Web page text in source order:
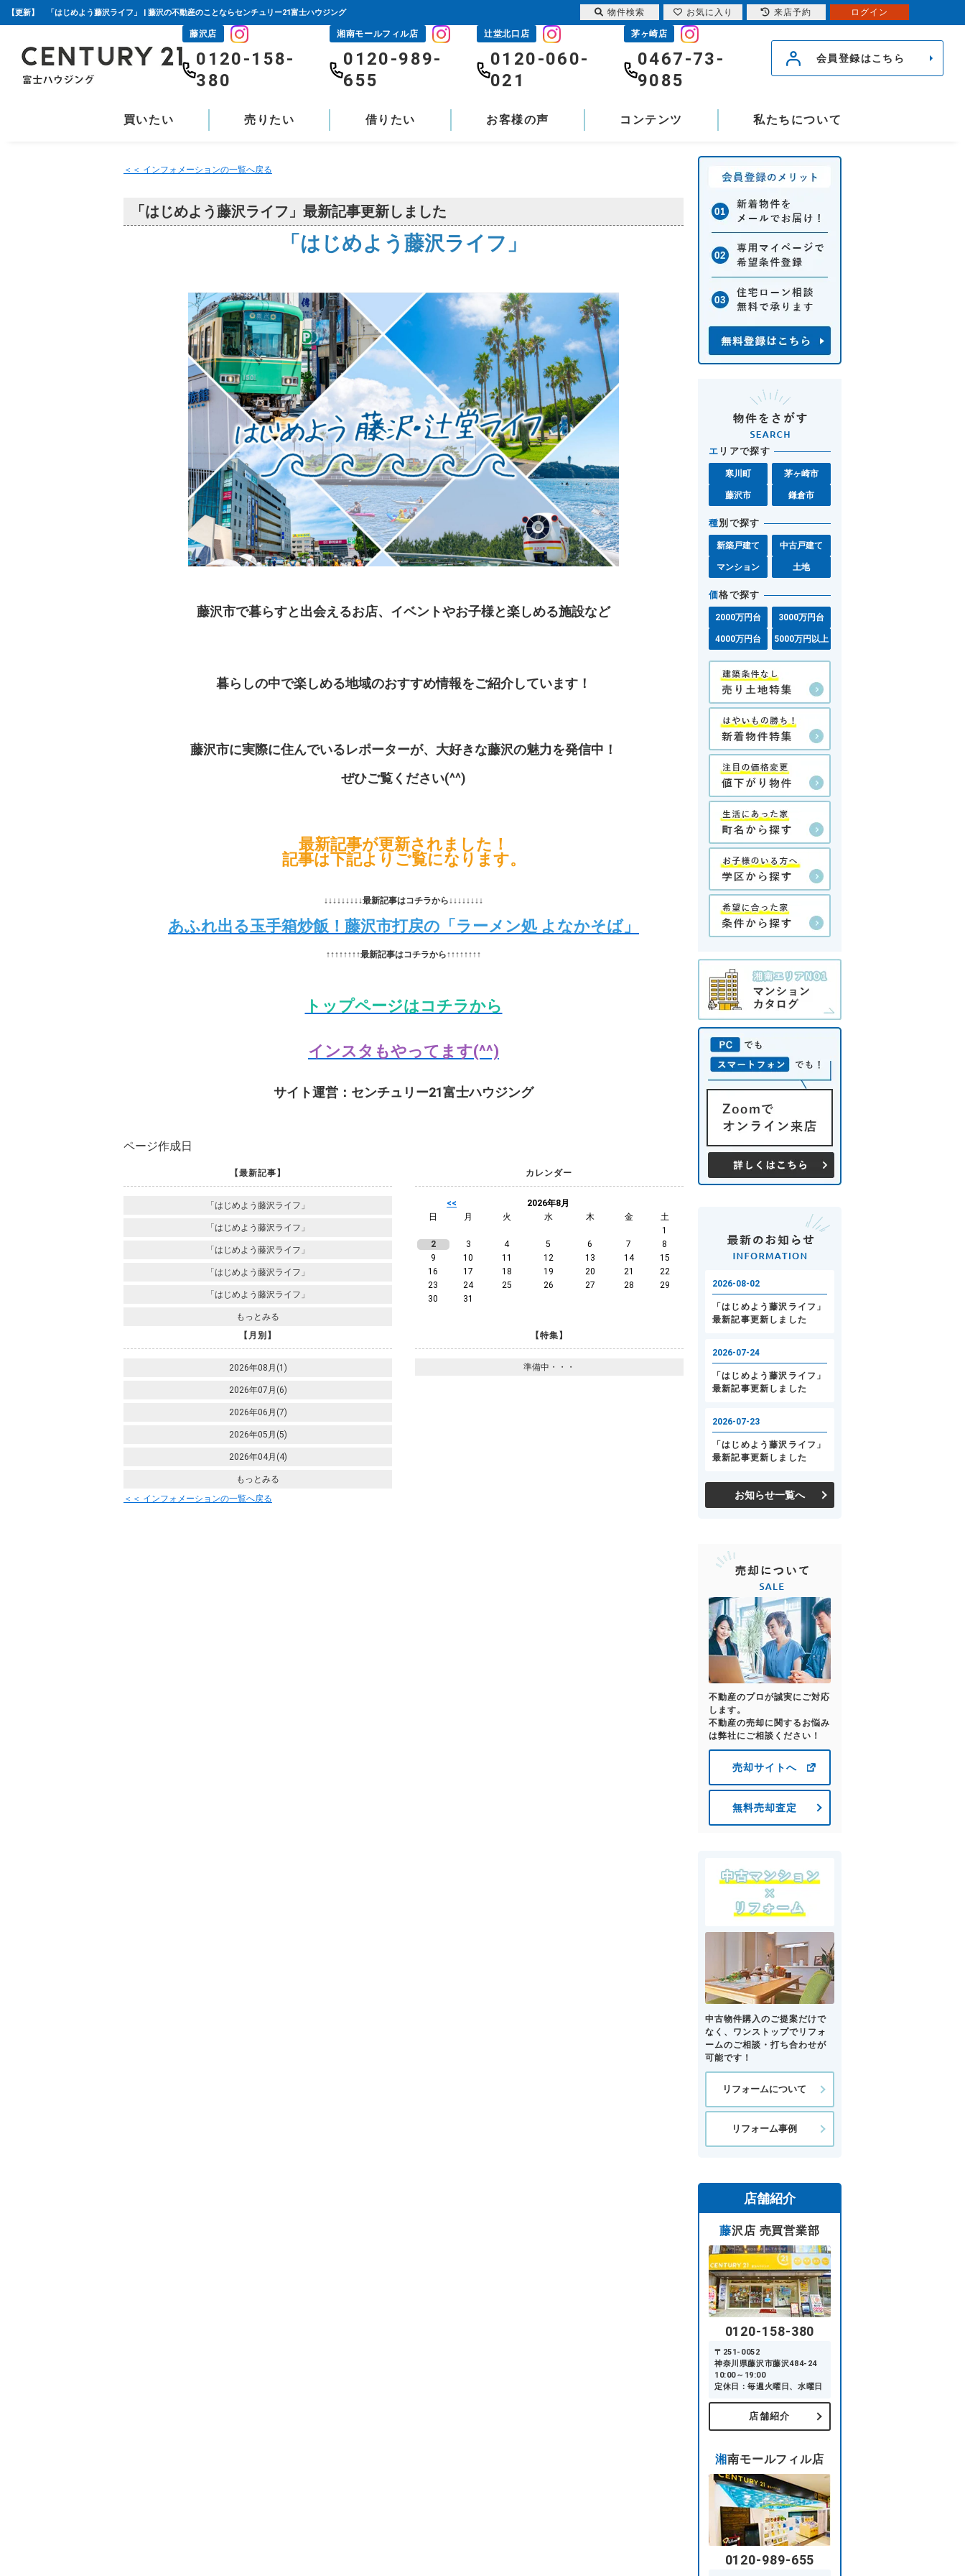
【更新】 「はじめよう藤沢ライフ」 | 藤沢の不動産のことならセンチュリー21富士ハウジング
藤沢店
0120-158-
380
湘南モールフィル店
0120-989-
655
辻堂北口店
0120-060-
021
茅ヶ崎店
0467-73-
9085
会員登録はこちら
買いたい 売りたい 借りたい お客様の声 コンテンツ 私たちについて
＜＜ インフォメーションの一覧へ戻る
「はじめよう藤沢ライフ」最新記事更新しました
「はじめよう藤沢ライフ」
藤沢市で暮らすと出会えるお店、イベントやお子様と楽しめる施設など
暮らしの中で楽しめる地域のおすすめ情報をご紹介しています！
藤沢市に実際に住んでいるレポーターが、大好きな藤沢の魅力を発信中！
ぜひご覧ください(^^)
最新記事が更新されました！
記事は下記よりご覧になります。
↓↓↓↓↓↓↓↓↓最新記事はコチラから↓↓↓↓↓↓↓↓
あふれ出る玉手箱炒飯！藤沢市打戻の「ラーメン処 よなかそば」
↑↑↑↑↑↑↑↑最新記事はコチラから↑↑↑↑↑↑↑↑
トップページはコチラから
インスタもやってます(^^)
サイト運営：センチュリー21富士ハウジング
ページ作成日
【最新記事】
「はじめよう藤沢ライフ」
「はじめよう藤沢ライフ」
「はじめよう藤沢ライフ」
「はじめよう藤沢ライフ」
「はじめよう藤沢ライフ」
もっとみる
カレンダー
<<
2026年8月
日
月 火 水 木 金
土
1
2
3 4 5 6 7
8
9
10 11 12 13 14
15
16
17 18 19 20 21
22
23
24 25 26 27 28
29
30
31
【月別】
2026年08月(1)
2026年07月(6)
2026年06月(7)
2026年05月(5)
2026年04月(4)
もっとみる
【特集】
準備中・・・
＜＜ インフォメーションの一覧へ戻る
エ リアで探す
寒川町 茅ヶ崎市
藤沢市 鎌倉市
種別で探す
新築戸建て 中古戸建て
マンション 土地
価格で探す
2000万円台 3000万円台
4000万円台 5000万円以上
お知らせ一覧へ
不動産のプロが誠実にご対応
します。
不動産の売却に関するお悩み
は弊社にご相談ください！
売却サイトへ
無料売却査定
中古物件購入のご提案だけで
なく、ワンストップでリフォ
ームのご相談・打ち合わせが
可能です！
リフォームについて
リフォーム事例
店舗紹介
藤沢店 売買営業部
0120-158-380
〒251-0052
神奈川県藤沢市藤沢484-24
10:00～19:00
定休日：毎週火曜日、水曜日
店舗紹介
湘南モールフィル店
0120-989-655
物件検索 お気に入り 来店予約 ログイン